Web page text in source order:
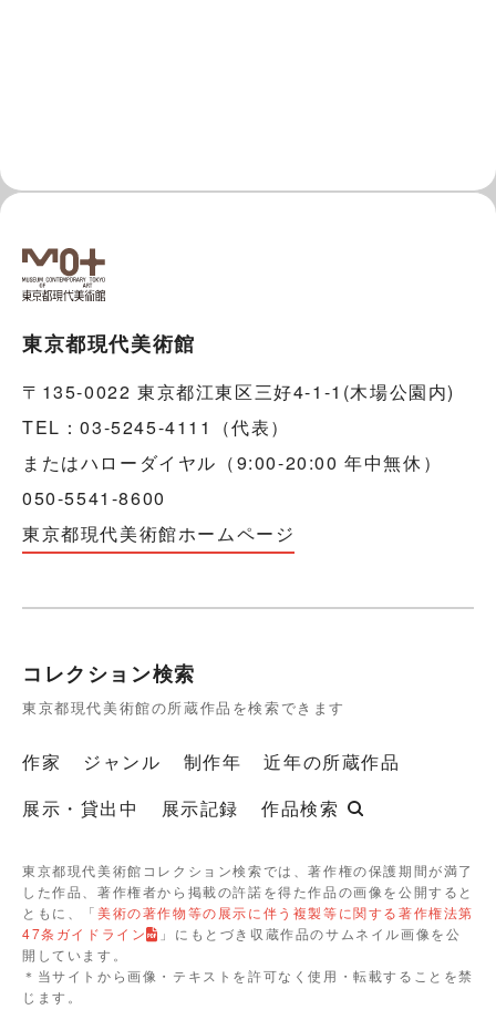
東京都現代美術館
〒135-0022 東京都江東区三好4-1-1(木場公園内)
TEL：03-5245-4111（代表）
またはハローダイヤル（9:00-20:00 年中無休）
050-5541-8600
東京都現代美術館ホームページ
コレクション検索
東京都現代美術館の所蔵作品を検索できます
作家 ジャンル 制作年
近年の所蔵作品
展示・貸出中
展示記録 作品検索
東京都現代美術館コレクション検索では、著作権の保護期間が満了
した作品、著作権者から掲載の許諾を得た作品の画像を公開すると
ともに、「美術の著作物等の展示に伴う複製等に関する著作権法第
47条ガイドライン
」にもとづき収蔵作品のサムネイル画像を公
開しています。
＊当サイトから画像・テキストを許可なく使用・転載することを禁
じます。